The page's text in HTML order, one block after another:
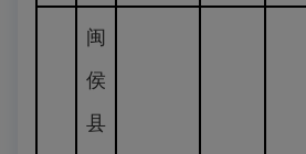
闽
侯
县